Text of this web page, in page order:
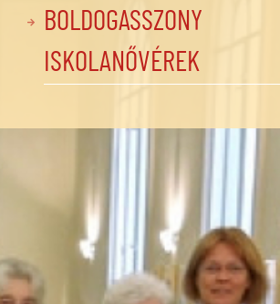
BOLDOGASSZONY
ISKOLANŐVÉREK